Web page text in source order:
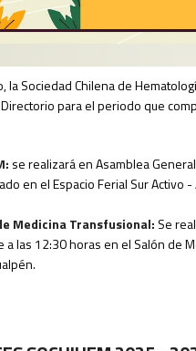
la Sociedad Chilena de
para el periodo que
se realizará en Asamblea
en el Espacio Ferial Sur Activo
Medicina Transfusional: Se
las 12:30 horas en el Salón de